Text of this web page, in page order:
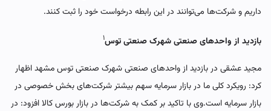
داریم و شرکت‌ها می‌توانند در این رابطه درخواست خود را ثبت کنند.
بازدید از واحدهای صنعتی شهرک صنعتی توس۱
مجید عشقی در بازدید از واحدهای صنعتی شهرک صنعتی توس مشهد اظهار
کرد: رویکرد کلی ما در بازار سرمایه سهم بیشتر شرکت‌های بخش خصوصی در
بازار سرمایه است.وی با تاکید بر کمک به شرکت‌ها در بازار بورس کالا افزود: در